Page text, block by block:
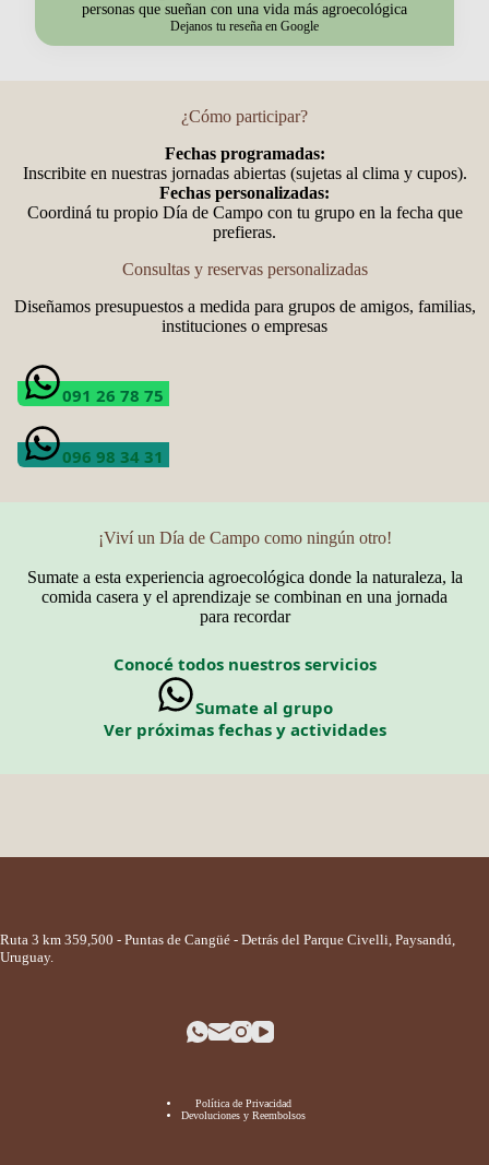
personas que sueñan con una vida más agroecológica
Dejanos tu reseña en Google
¿Cómo participar?
Fechas programadas:
Inscribite en nuestras jornadas abiertas (sujetas al clima y cupos).
Fechas personalizadas:
Coordiná tu propio Día de Campo con tu grupo en la fecha que
prefieras.
Consultas y reservas personalizadas
Diseñamos presupuestos a medida para grupos de amigos, familias,
instituciones o empresas
091 26 78 75
096 98 34 31
¡Viví un Día de Campo como ningún otro!
Sumate a esta experiencia agroecológica donde la naturaleza, la
comida casera y el aprendizaje se combinan en una jornada
para recordar
Conocé todos nuestros servicios
Sumate al grupo
Ver próximas fechas y actividades
Ruta 3 km 359,500 - Puntas de Cangüé - Detrás del Parque Civelli, Paysandú,
Uruguay.
Política de Privacidad
Devoluciones y Reembolsos